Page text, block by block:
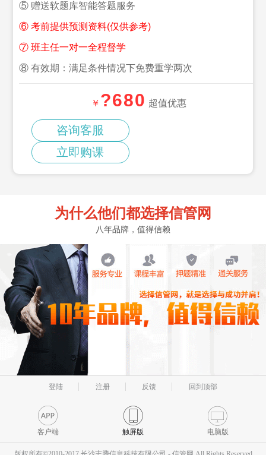
⑤ 赠送软题库智能答题服务
⑥ 考前提供预测资料(仅供参考)
⑦ 班主任一对一全程督学
⑧ 有效期：满足条件情况下免费重学两次
￥ ?680 超值优惠
咨询客服
立即购课
为什么他们都选择信管网
八年品牌，值得信赖
登陆 注册 反馈 回到顶部
客户端 触屏版 电脑版